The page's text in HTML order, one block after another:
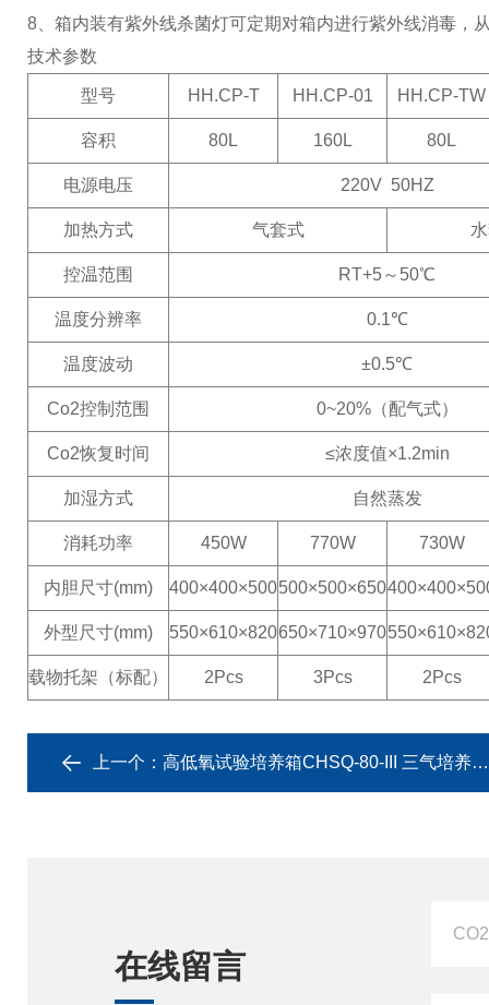
8、箱内装有紫外线杀菌灯可定期对箱内进行紫外线消毒，
技术参数
型号 HH.CP-T HH.CP-01 HH.CP-TW
容积 80L 160L 80L
电源电压 220V 50HZ
加热方式 气套式
控温范围 RT+5～50℃
温度分辨率 0.1℃
温度波动 ±0.5℃
Co2控制范围 0~20%（配气式）
Co2恢复时间 ≤浓度值×1.2min
加湿方式 自然蒸发
消耗功率 450W 770W 730W
内胆尺寸(mm) 400×400×500500×500×650
外型尺寸(mm) 550×610×820650×710×970
载物托架（标配） 2Pcs 3Pcs 2Pcs
上一个： 高低氧试验培养箱CHSQ-80-III 三气培养装置
在线留言